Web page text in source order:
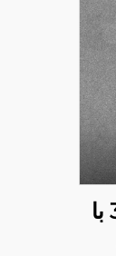
مفصل زانو 3R313PM با